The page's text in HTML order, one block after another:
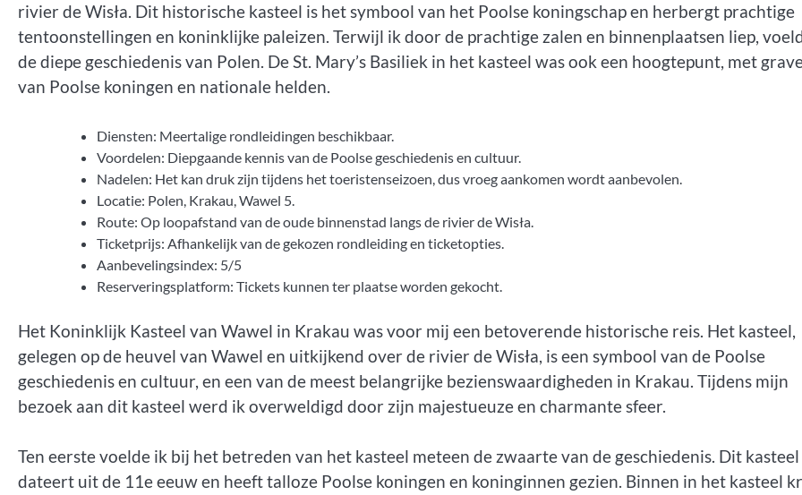
rivier de Wisła. Dit historische kasteel is het symbool van het Poolse koningschap en herbergt prachtige
tentoonstellingen en koninklijke paleizen. Terwijl ik door de prachtige zalen en binnenplaatsen liep,
de diepe geschiedenis van Polen. De St. Mary’s Basiliek in het kasteel was ook een hoogtepunt, met
van Poolse koningen en nationale helden.
Diensten: Meertalige rondleidingen beschikbaar.
Voordelen: Diepgaande kennis van de Poolse geschiedenis en cultuur.
Nadelen: Het kan druk zijn tijdens het toeristenseizoen, dus vroeg aankomen wordt aanbevolen.
Locatie: Polen, Krakau, Wawel 5.
Route: Op loopafstand van de oude binnenstad langs de rivier de Wisła.
Ticketprijs: Afhankelijk van de gekozen rondleiding en ticketopties.
Aanbevelingsindex: 5/5
Reserveringsplatform: Tickets kunnen ter plaatse worden gekocht.
Het Koninklijk Kasteel van Wawel in Krakau was voor mij een betoverende historische reis. Het kasteel,
gelegen op de heuvel van Wawel en uitkijkend over de rivier de Wisła, is een symbool van de Poolse
geschiedenis en cultuur, en een van de meest belangrijke bezienswaardigheden in Krakau. Tijdens mijn
bezoek aan dit kasteel werd ik overweldigd door zijn majestueuze en charmante sfeer.
Ten eerste voelde ik bij het betreden van het kasteel meteen de zwaarte van de geschiedenis. Dit kasteel
dateert uit de 11e eeuw en heeft talloze Poolse koningen en koninginnen gezien. Binnen in het kasteel